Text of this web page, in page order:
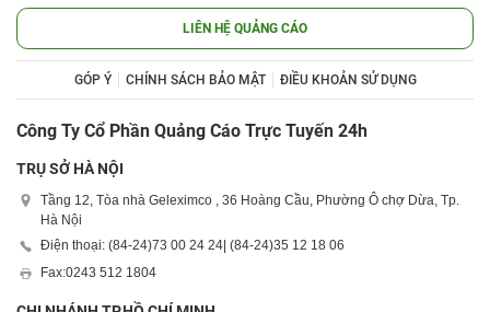
LIÊN HỆ QUẢNG CÁO
GÓP Ý CHÍNH SÁCH BẢO MẬT ĐIỀU KHOẢN SỬ DỤNG
Công Ty Cổ Phần Quảng Cáo Trực Tuyến 24h
TRỤ SỞ HÀ NỘI
Tầng 12, Tòa nhà Geleximco , 36 Hoàng Cầu, Phường Ô chợ Dừa, Tp.
Hà Nội
Điện thoại: (84-24)73 00 24 24 | (84-24)35 12 18 06
Fax:0243 512 1804